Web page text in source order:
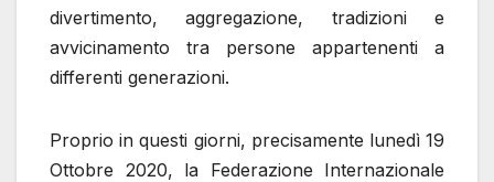
divertimento, aggregazione, tradizioni e
avvicinamento tra persone appartenenti a
differenti generazioni.
Proprio in questi giorni, precisamente lunedì 19
Ottobre 2020, la Federazione Internazionale